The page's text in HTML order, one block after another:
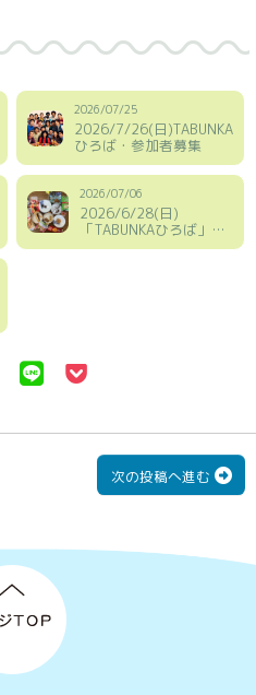
2026/07/25
2026/7/26(日)TABUNKA
ひろば・参加者募集
2026/07/06
2026/6/28(日)
「TABUNKAひろば」レ
ポート
次の投稿へ進む